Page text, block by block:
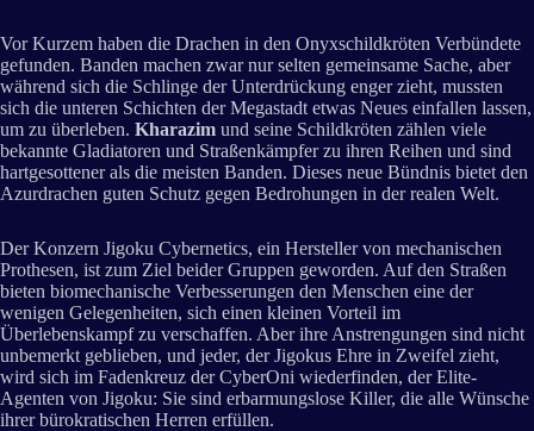
Vor Kurzem haben die Drachen in den Onyxschildkröten Verbündete
gefunden. Banden machen zwar nur selten gemeinsame Sache, aber
während sich die Schlinge der Unterdrückung enger zieht, mussten
sich die unteren Schichten der Megastadt etwas Neues einfallen lassen,
um zu überleben. Kharazim und seine Schildkröten zählen viele
bekannte Gladiatoren und Straßenkämpfer zu ihren Reihen und sind
hartgesottener als die meisten Banden. Dieses neue Bündnis bietet den
Azurdrachen guten Schutz gegen Bedrohungen in der realen Welt.
Der Konzern Jigoku Cybernetics, ein Hersteller von mechanischen
Prothesen, ist zum Ziel beider Gruppen geworden. Auf den Straßen
bieten biomechanische Verbesserungen den Menschen eine der
wenigen Gelegenheiten, sich einen kleinen Vorteil im
Überlebenskampf zu verschaffen. Aber ihre Anstrengungen sind nicht
unbemerkt geblieben, und jeder, der Jigokus Ehre in Zweifel zieht,
wird sich im Fadenkreuz der CyberOni wiederfinden, der Elite-
Agenten von Jigoku: Sie sind erbarmungslose Killer, die alle Wünsche
ihrer bürokratischen Herren erfüllen.